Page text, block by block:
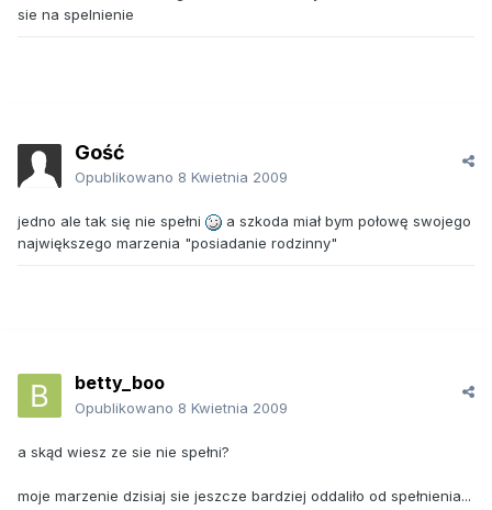
sie na spelnienie
Gość
Opublikowano 8 Kwietnia 2009
jedno ale tak się nie spełni
a szkoda miał bym połowę swojego
największego marzenia "posiadanie rodzinny"
betty_boo
Opublikowano 8 Kwietnia 2009
a skąd wiesz ze sie nie spełni?
moje marzenie dzisiaj sie jeszcze bardziej oddaliło od spełnienia...